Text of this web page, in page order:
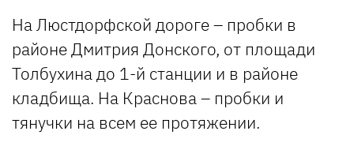
На Люстдорфской дороге – пробки в
районе Дмитрия Донского, от площади
Толбухина до 1-й станции и в районе
кладбища. На Краснова – пробки и
тянучки на всем ее протяжении.